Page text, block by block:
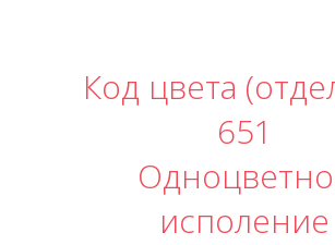
Код цвета
651
исполение